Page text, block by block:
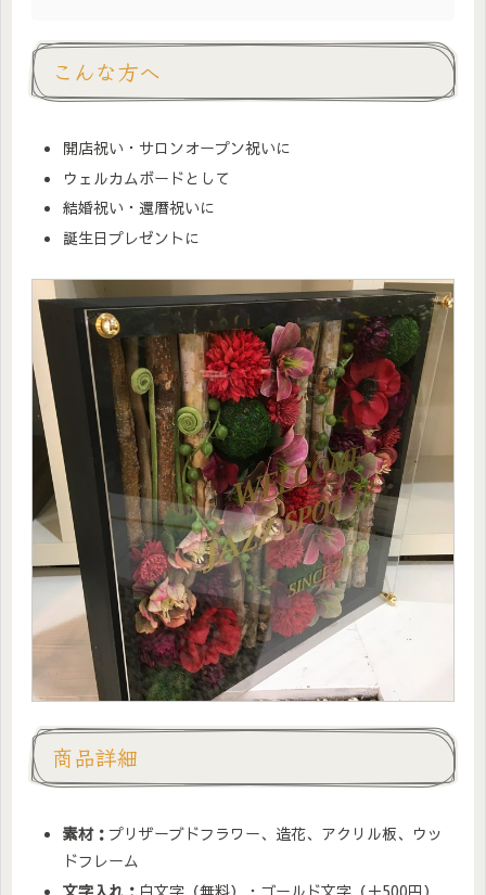
こんな方へ
開店祝い・サロンオープン祝いに
ウェルカムボードとして
結婚祝い・還暦祝いに
誕生日プレゼントに
商品詳細
素材： プリザーブドフラワー、造花、アクリル板、ウッ
ドフレーム
文字入れ： 白文字（無料）・ゴールド文字（＋500円）